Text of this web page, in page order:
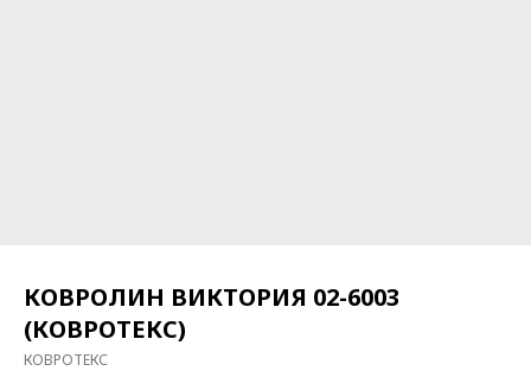
КОВРОЛИН ВИКТОРИЯ 02-6003
(КОВРОТЕКС)
КОВРОТЕКС